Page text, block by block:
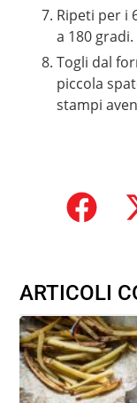
Ripeti per i
a 180 gradi.
Togli dal
piccola
stampi
ARTICOLI